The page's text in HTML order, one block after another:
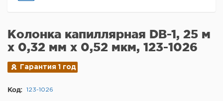
Колонка капиллярная DB-1, 25 м
x 0,32 мм х 0,52 мкм, 123-1026
Гарантия 1 год
Код: 123-1026